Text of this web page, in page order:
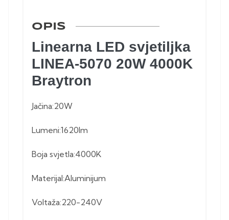
OPIS
Linearna LED svjetiljka
LINEA-5070 20W 4000K
Braytron
Jačina:20W
Lumeni:1620lm
Boja svjetla:4000K
Materijal:Aluminijum
Voltaža:220-240V